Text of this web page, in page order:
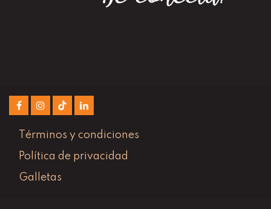
Términos y condiciones
Política de privacidad
Galletas